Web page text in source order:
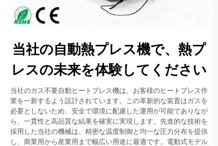
当社の自動熱プレス機で、熱プ
レスの未来を体験してください
当社のガス不要自動ヒートプレス機は、お客様のヒートプレス作
業を一新するよう設計されています。この革新的な装置はガスを
必要としないため、安全で環境に配慮した運用が可能でありなが
ら、一貫性と高品質な結果を確実に実現します。先進的な技術を
採用した当社の機械は、精密な温度制御と均一な圧力分布を提供
し、商業用から産業用まで幅広い用途に最適です。電動式モデル